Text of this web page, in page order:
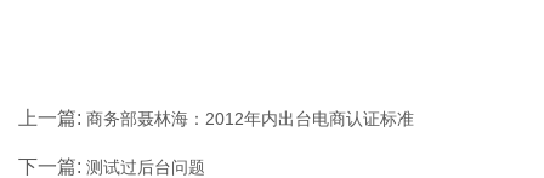
上一篇:商务部聂林海：2012年内出台电商认证标准
下一篇:测试过后台问题